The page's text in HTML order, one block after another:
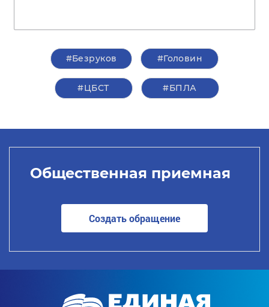
#Безруков #Головин
#ЦБСТ #БПЛА
Общественная приемная
Создать обращение